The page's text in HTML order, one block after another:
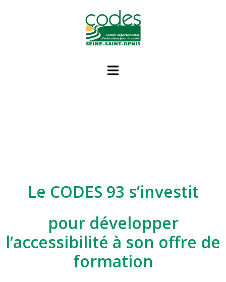
Le CODES 93 s’investit
pour développer
l’accessibilité à son offre de
formation